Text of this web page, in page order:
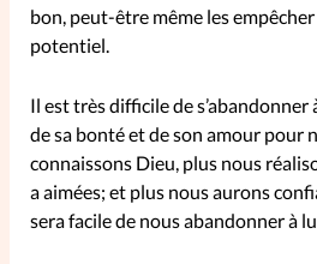
bon, peut-être même les
potentiel.
Il est très difficile de
de sa bonté et de son amour pour
connaissons Dieu, plus nous
a aimées; et plus nous aurons
sera facile de nous abandonner à